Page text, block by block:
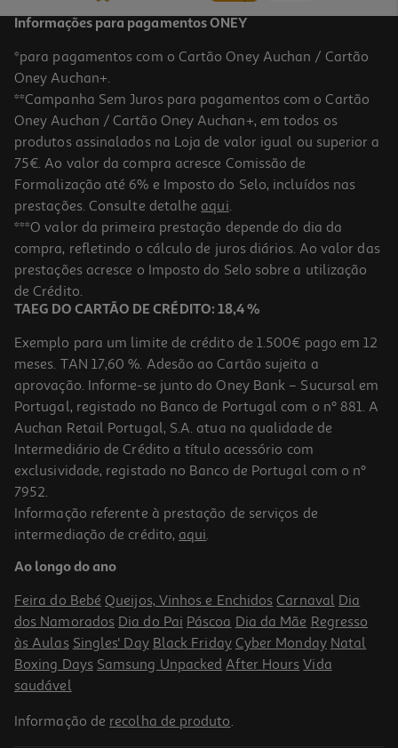
Caderno Espiral Quadriculado A5 Mitos Capa Cor 120 Folhas
Cores Sortidas
2.39 €/un
2,39 €
Caderno Espiral Pautado A5 Mitos 120 Folhas Cores Sortidas
2.39 €/un
2,39 €
Informações para pagamentos ONEY
*para pagamentos com o Cartão Oney Auchan / Cartão
Oney Auchan+.
**Campanha Sem Juros para pagamentos com o Cartão
Oney Auchan / Cartão Oney Auchan+, em todos os
produtos assinalados na Loja de valor igual ou superior a
75€. Ao valor da compra acresce Comissão de
Formalização até 6% e Imposto do Selo, incluídos nas
prestações. Consulte detalhe aqui.
***O valor da primeira prestação depende do dia da
compra, refletindo o cálculo de juros diários. Ao valor das
prestações acresce o Imposto do Selo sobre a utilização
de Crédito.
TAEG DO CARTÃO DE CRÉDITO: 18,4 %
Exemplo para um limite de crédito de 1.500€ pago em 12
meses. TAN 17,60 %. Adesão ao Cartão sujeita a
aprovação. Informe-se junto do Oney Bank – Sucursal em
Portugal, registado no Banco de Portugal com o nº 881. A
Auchan Retail Portugal, S.A. atua na qualidade de
Intermediário de Crédito a título acessório com
exclusividade, registado no Banco de Portugal com o nº
7952.
Informação referente à prestação de serviços de
intermediação de crédito, aqui.
Ao longo do ano
Feira do Bebé Queijos, Vinhos e Enchidos Carnaval Dia
dos Namorados Dia do Pai Páscoa Dia da Mãe Regresso
às Aulas Singles' Day Black Friday Cyber Monday Natal
Boxing Days Samsung Unpacked After Hours Vida
saudável
Informação de recolha de produto.